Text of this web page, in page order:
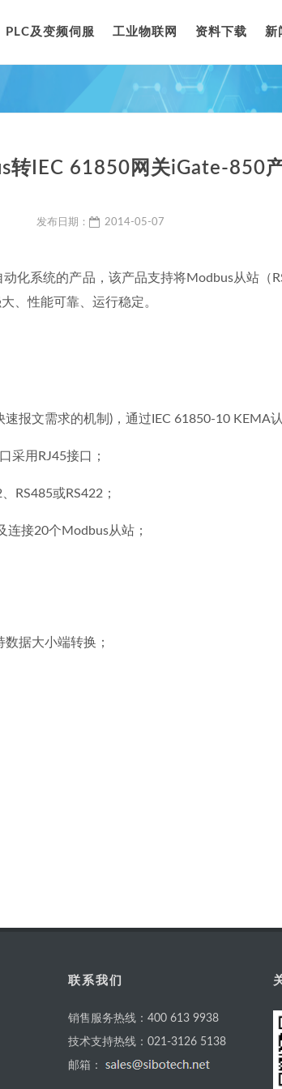
PLC及变频伺服 工业物联网 资料下载 新
转IEC 61850网关iGate-850
发布日期： 2014-05-07
化系统的产品，该产品支持将Modbus从站（
、性能可靠、运行稳定。
报文需求的机制)，通过IEC 61850-10 KEMA
采用RJ45接口；
RS485或RS422；
接20个Modbus从站；
据大小端转换；
联系我们
销售服务热线：400 613 9938
技术支持热线：021-3126 5138
邮箱：